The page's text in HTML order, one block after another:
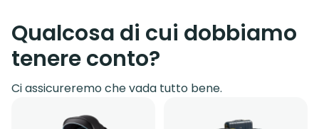
Qualcosa di cui dobbiamo
tenere conto?
Ci assicureremo che vada tutto bene.